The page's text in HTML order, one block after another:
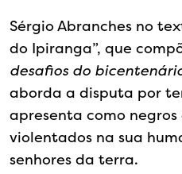
Sérgio Abranches no
do Ipiranga”, que
desafios do
aborda a disputa por
apresenta como negros
violentados na sua
senhores da terra.